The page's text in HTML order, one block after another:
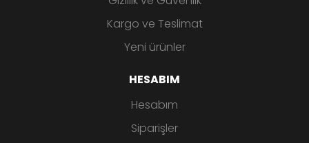
Kargo ve Teslimat
Yeni ürünler
HESABIM
Hesabım
Siparişler